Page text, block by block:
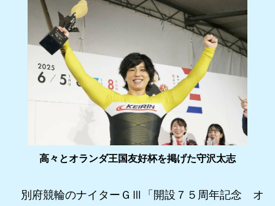
高々とオランダ王国友好杯を掲げた守沢太志
別府競輪のナイターＧⅢ「開設７５周年記念 オ